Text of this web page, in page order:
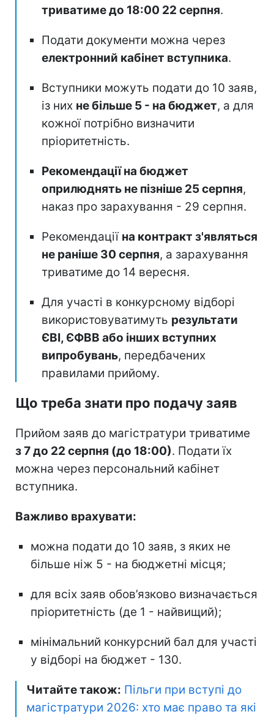
триватиме до 18:00 22 серпня.
Подати документи можна через
електронний кабінет вступника.
Вступники можуть подати до 10 заяв,
із них не більше 5 - на бюджет, а для
кожної потрібно визначити
пріоритетність.
Рекомендації на бюджет
оприлюднять не пізніше 25 серпня,
наказ про зарахування - 29 серпня.
Рекомендації на контракт з'являться
не раніше 30 серпня, а зарахування
триватиме до 14 вересня.
Для участі в конкурсному відборі
використовуватимуть результати
ЄВІ, ЄФВВ або інших вступних
випробувань, передбачених
правилами прийому.
Що треба знати про подачу заяв
Прийом заяв до магістратури триватиме
з 7 до 22 серпня (до 18:00). Подати їх
можна через персональний кабінет
вступника.
Важливо врахувати:
можна подати до 10 заяв, з яких не
більше ніж 5 - на бюджетні місця;
для всіх заяв обов’язково визначається
пріоритетність (де 1 - найвищий);
мінімальний конкурсний бал для участі
у відборі на бюджет - 130.
Читайте також: Пільги при вступі до
магістратури 2026: хто має право та які